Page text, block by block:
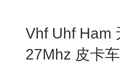
Vhf Uhf Ham
27Mhz 皮卡